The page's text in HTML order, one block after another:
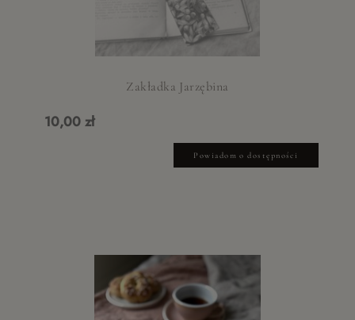
Zakładka Jarzębina
10,00 zł
Powiadom o dostępności